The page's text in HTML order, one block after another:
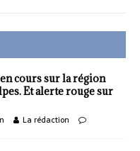
cours sur la région
Et alerte rouge sur
La rédaction